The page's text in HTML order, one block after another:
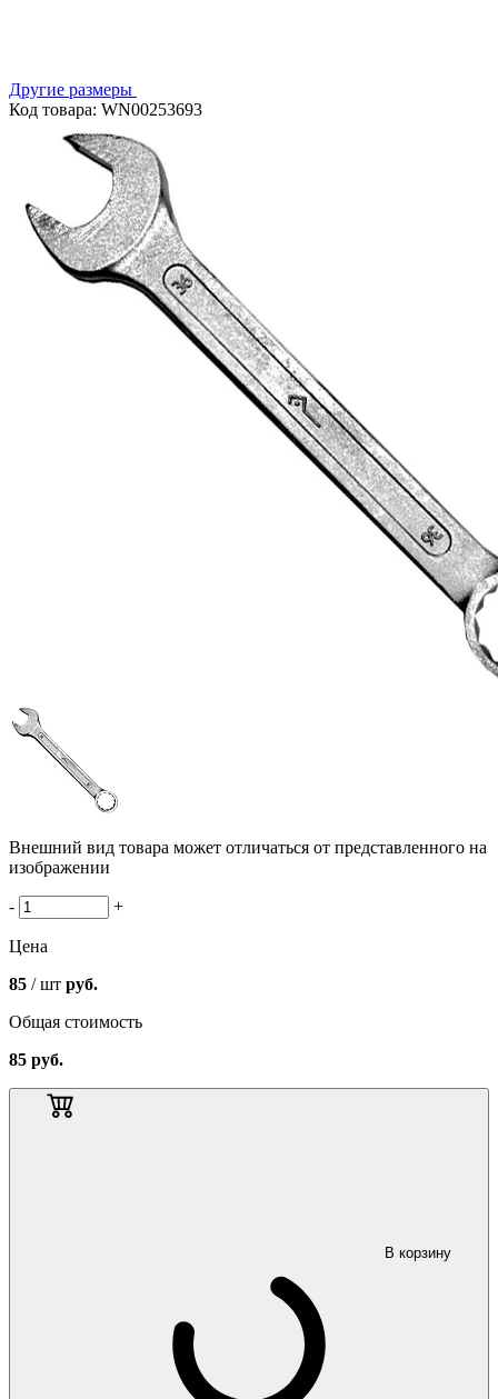
Другие размеры
Код товара: WN00253693
Внешний вид товара может отличаться от представленного на
изображении
- +
Цена
85 / шт руб.
Общая стоимость
85 руб.
В корзину